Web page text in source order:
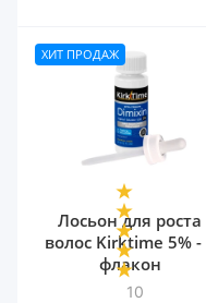
ХИТ ПРОДАЖ
10
Лосьон для роста
волос Kirktime 5% -
флакон